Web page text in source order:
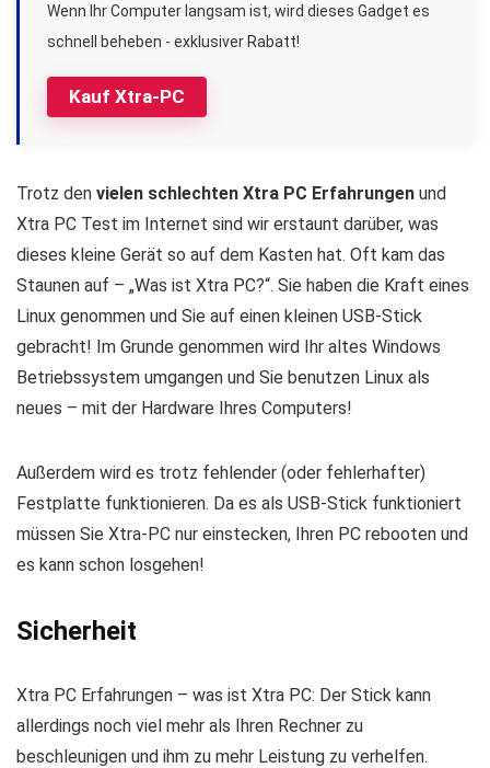
Kauf Xtra-PC
Wenn Ihr Computer langsam ist, wird dieses Gadget es
schnell beheben - exklusiver Rabatt!
Trotz den vielen schlechten Xtra PC Erfahrungen und
Xtra PC Test im Internet sind wir erstaunt darüber, was
dieses kleine Gerät so auf dem Kasten hat. Oft kam das
Staunen auf – „Was ist Xtra PC?“. Sie haben die Kraft eines
Linux genommen und Sie auf einen kleinen USB-Stick
gebracht! Im Grunde genommen wird Ihr altes Windows
Betriebssystem umgangen und Sie benutzen Linux als
neues – mit der Hardware Ihres Computers!
Außerdem wird es trotz fehlender (oder fehlerhafter)
Festplatte funktionieren. Da es als USB-Stick funktioniert
müssen Sie Xtra-PC nur einstecken, Ihren PC rebooten und
es kann schon losgehen!
Sicherheit
Xtra PC Erfahrungen – was ist Xtra PC: Der Stick kann
allerdings noch viel mehr als Ihren Rechner zu
beschleunigen und ihm zu mehr Leistung zu verhelfen.